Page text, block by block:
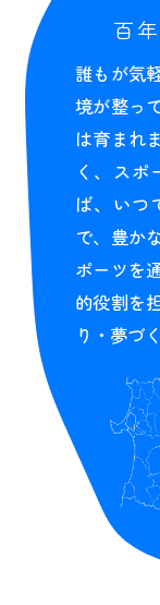
百
誰もが気
境が整っ
は育まれ
く、スポ
ば、いつ
で、豊か
ポーツを
的役割を
り・夢づ